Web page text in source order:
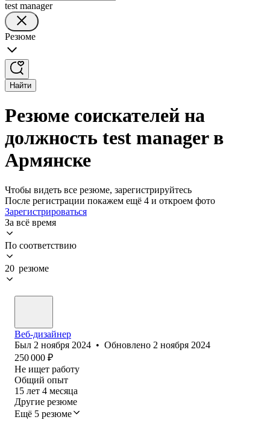
test manager
Резюме
Найти
Резюме соискателей на
должность test manager в
Армянске
Чтобы видеть все резюме, зарегистрируйтесь
После регистрации покажем ещё 4 и откроем фото
Зарегистрироваться
За всё время
По соответствию
20 резюме
Веб-дизайнер
Был 2 ноября 2024 • Обновлено 2 ноября 2024
250 000 ₽
Не ищет работу
Общий опыт
15 лет 4 месяца
Другие резюме
Ещё 5 резюме